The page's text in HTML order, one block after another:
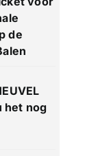
de
het nog